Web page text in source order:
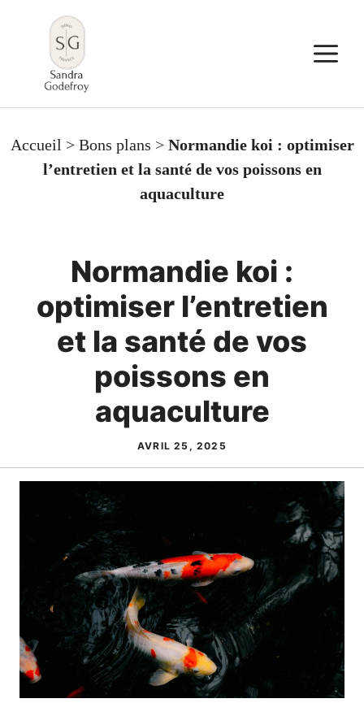
contenu
Accueil > Bons plans > Normandie koi : optimiser
l’entretien et la santé de vos poissons en
aquaculture
Normandie koi :
optimiser l’entretien
et la santé de vos
poissons en
aquaculture
AVRIL 25, 2025